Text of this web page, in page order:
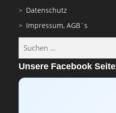
Datenschutz
Impressum, AGB´s
nach:
Unsere Facebook Seite